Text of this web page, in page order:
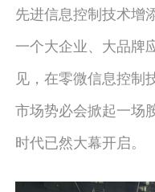
先进信息控制技术增
一个大企业、大品牌
见，在零微信息控制
市场势必会掀起一场
时代已然大幕开启。